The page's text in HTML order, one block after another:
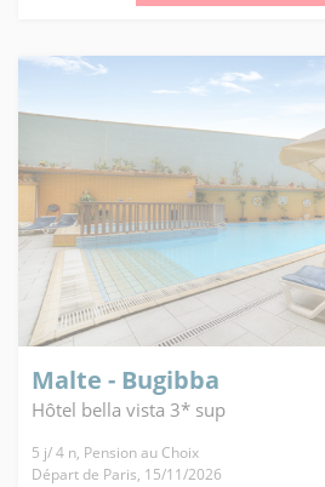
Malte - Bugibba
Hôtel bella vista 3* sup
5 j/ 4 n, Pension au Choix
Départ de Paris, 15/11/2026